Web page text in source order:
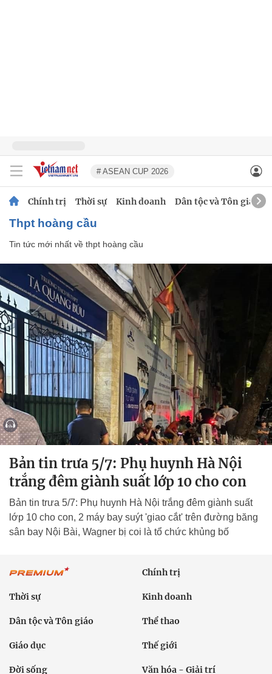
# ASEAN CUP 2026
Chính trị Thời sự Kinh doanh Dân tộc và Tôn giáo
thpt hoàng cầu
Tin tức mới nhất về thpt hoàng cầu
Bản tin trưa 5/7: Phụ huynh Hà Nội
trắng đêm giành suất lớp 10 cho con
Bản tin trưa 5/7: Phụ huynh Hà Nội trắng đêm giành suất
lớp 10 cho con, 2 máy bay suýt 'giao cắt' trên đường băng
sân bay Nội Bài, Wagner bị coi là tổ chức khủng bố
Chính trị
Thời sự Kinh doanh
Dân tộc và Tôn giáo Thể thao
Giáo dục Thế giới
Đời sống Văn hóa - Giải trí